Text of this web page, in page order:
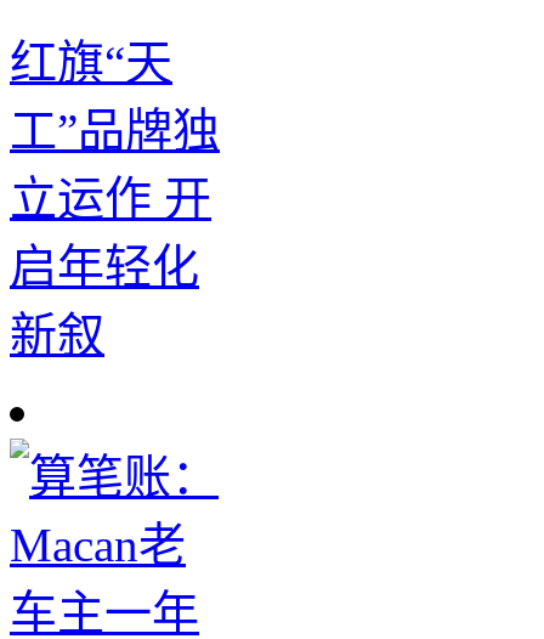
红旗“天
工”品牌独
立运作 开
启年轻化
新叙